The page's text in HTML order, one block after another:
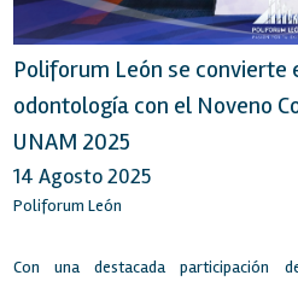
Poliforum León se convierte
odontología con el Noveno
UNAM 2025
14 Agosto 2025
Poliforum León
Con una destacada participación